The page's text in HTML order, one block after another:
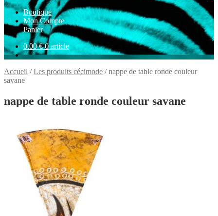
Boutique
Mon Compte
Panier
0.00€ 0 article
Accueil /Les produits cécimode /nappe de table ronde couleur
savane
nappe de table ronde couleur savane